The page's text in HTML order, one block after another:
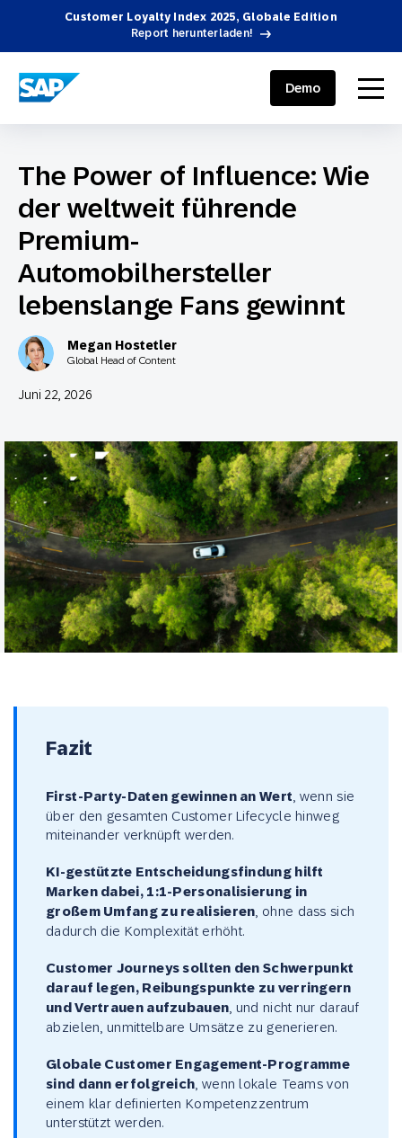
Customer Loyalty Index 2025, Globale Edition
Report herunterladen!
SAP ENGAGEMENT CLOUD menu
Demo
The Power of Influence: Wie
der weltweit führende
Premium-
Automobilhersteller
lebenslange Fans gewinnt
Megan Hostetler
Global Head of Content
Juni 22, 2026
Fazit
First-Party-Daten gewinnen an Wert , wenn sie
über den gesamten Customer Lifecycle hinweg
miteinander verknüpft werden.
KI-gestützte Entscheidungsfindung hilft
Marken dabei, 1:1-Personalisierung in
großem Umfang zu realisieren , ohne dass sich
dadurch die Komplexität erhöht.
Customer Journeys sollten den Schwerpunkt
darauf legen, Reibungspunkte zu verringern
und Vertrauen aufzubauen , und nicht nur darauf
abzielen, unmittelbare Umsätze zu generieren.
Globale Customer Engagement-Programme
sind dann erfolgreich , wenn lokale Teams von
einem klar definierten Kompetenzzentrum
unterstützt werden.